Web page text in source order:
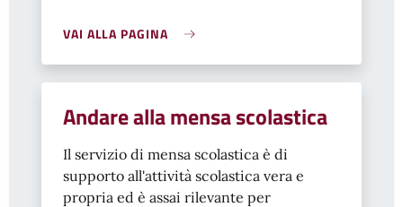
VAI ALLA PAGINA
Andare alla mensa scolastica
Il servizio di mensa scolastica è di
supporto all'attività scolastica vera e
propria ed è assai rilevante per